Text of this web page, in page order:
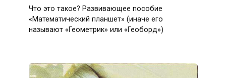
Что это такое? Развивающее пособие
«Математический планшет» (иначе его
называют «Геометрик» или «Геоборд»)